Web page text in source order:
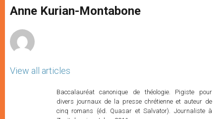
p
p
g
e
o
k
r
Anne Kurian-Montabone
View all articles
Baccalauréat canonique de théologie. Pigiste pour
divers journaux de la presse chrétienne et auteur de
cinq romans (éd. Quasar et Salvator). Journaliste à